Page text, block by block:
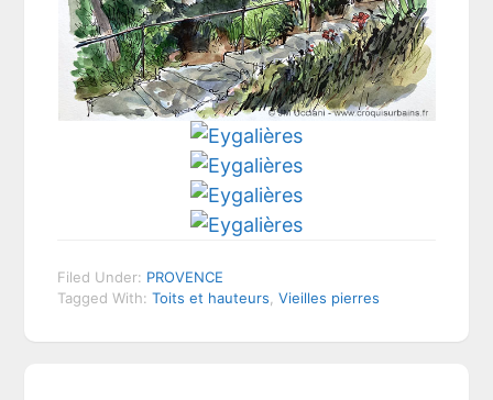
Filed Under: PROVENCE
Tagged With:Toits et hauteurs ,Vieilles pierres